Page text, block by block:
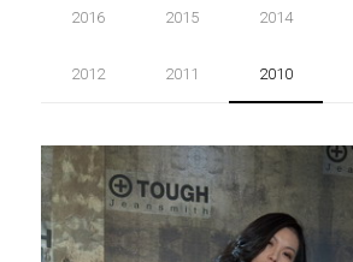
2016 2015 2014
2012 2011 2010